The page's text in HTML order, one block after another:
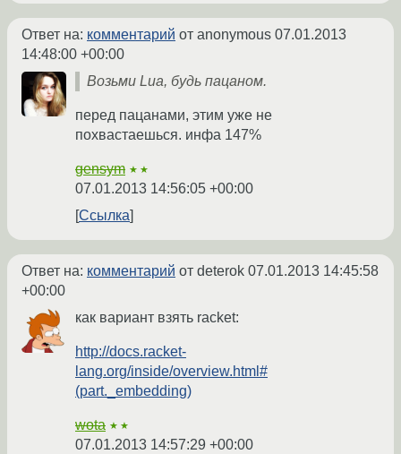
Ответ на: комментарий от anonymous 07.01.2013
14:48:00 +00:00
Возьми Lua, будь пацаном.
перед пацанами, этим уже не
похвастаешься. инфа 147%
gensym ★★
07.01.2013 14:56:05 +00:00
Ссылка
Ответ на: комментарий от deterok 07.01.2013 14:45:58
+00:00
как вариант взять racket:
http://docs.racket-
lang.org/inside/overview.html#
(part._embedding)
wota ★★
07.01.2013 14:57:29 +00:00